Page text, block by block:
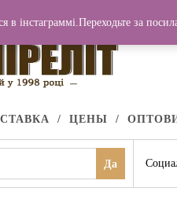
ЦЕНЫ
Да
інстаграммі.Переходьте за